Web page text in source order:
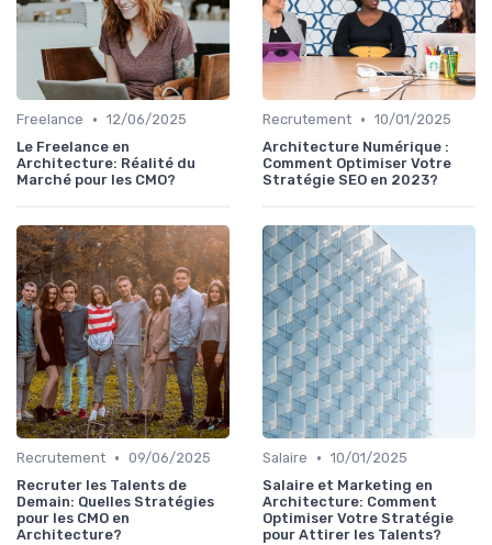
Freelance • 12/06/2025
Le Freelance en
Architecture: Réalité du
Marché pour les CMO?
Recrutement • 10/01/2025
Architecture Numérique :
Comment Optimiser Votre
Stratégie SEO en 2023?
Recrutement • 09/06/2025
Recruter les Talents de
Demain: Quelles Stratégies
pour les CMO en
Architecture?
Salaire • 10/01/2025
Salaire et Marketing en
Architecture: Comment
Optimiser Votre Stratégie
pour Attirer les Talents?